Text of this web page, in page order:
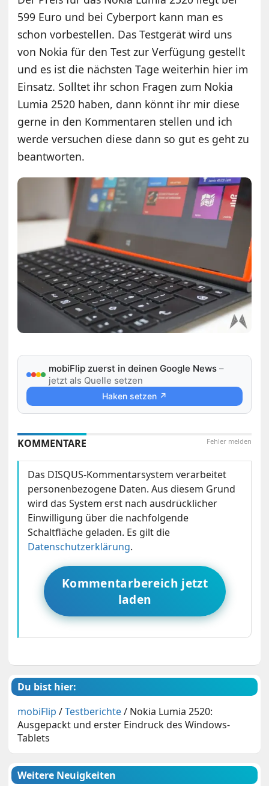
599 Euro und bei Cyberport kann man es
schon vorbestellen. Das Testgerät wird uns
von Nokia für den Test zur Verfügung gestellt
und es ist die nächsten Tage weiterhin hier im
Einsatz. Solltet ihr schon Fragen zum Nokia
Lumia 2520 haben, dann könnt ihr mir diese
gerne in den Kommentaren stellen und ich
werde versuchen diese dann so gut es geht zu
beantworten.
mobiFlip zuerst in deinen Google News –
jetzt als Quelle setzen
Haken setzen ↗
Fehler melden
KOMMENTARE
Das DISQUS-Kommentarsystem verarbeitet
personenbezogene Daten. Aus diesem Grund
wird das System erst nach ausdrücklicher
Einwilligung über die nachfolgende
Schaltfläche geladen. Es gilt die
Datenschutzerklärung.
Kommentarbereich jetzt
laden
Du bist hier:
mobiFlip /Testberichte/ Nokia Lumia 2520:
Ausgepackt und erster Eindruck des Windows-
Tablets
Weitere Neuigkeiten